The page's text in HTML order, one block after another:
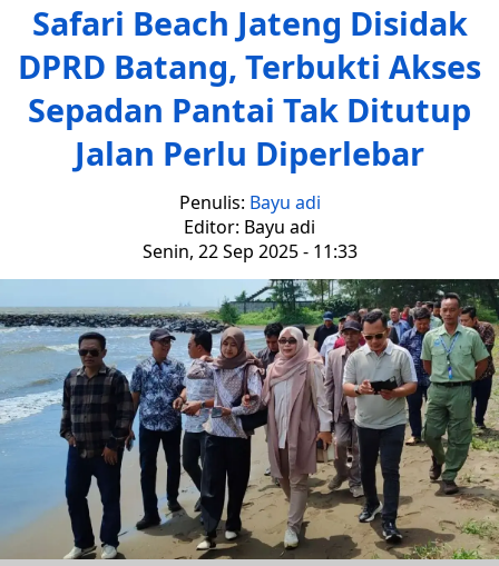
Safari Beach Jateng Disidak
DPRD Batang, Terbukti Akses
Sepadan Pantai Tak Ditutup
Jalan Perlu Diperlebar
Penulis: Bayu adi
Editor: Bayu adi
Senin, 22 Sep 2025 - 11:33